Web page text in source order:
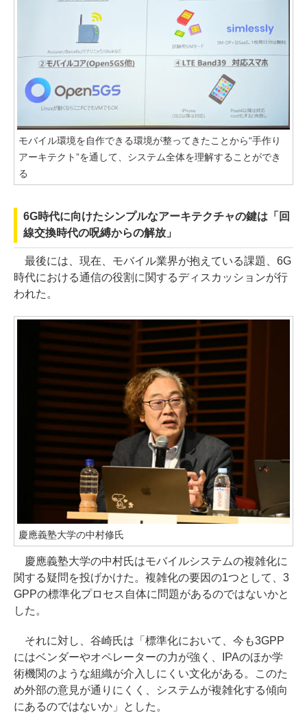
モバイル環境を自作できる環境が整ってきたことから“手作り
アーキテクト”を通して、システム全体を理解することができ
る
6G時代に向けたシンプルなアーキテクチャの鍵は「回
線交換時代の呪縛からの解放」
最後には、現在、モバイル業界が抱えている課題、6G
時代における通信の役割に関するディスカッションが行
われた。
慶應義塾大学の中村修氏
慶應義塾大学の中村氏はモバイルシステムの複雑化に
関する疑問を投げかけた。複雑化の要因の1つとして、3
GPPの標準化プロセス自体に問題があるのではないかと
した。
それに対し、谷崎氏は「標準化において、今も3GPP
にはベンダーやオペレーターの力が強く、IPAのほか学
術機関のような組織が介入しにくい文化がある。このた
め外部の意見が通りにくく、システムが複雑化する傾向
にあるのではないか」とした。